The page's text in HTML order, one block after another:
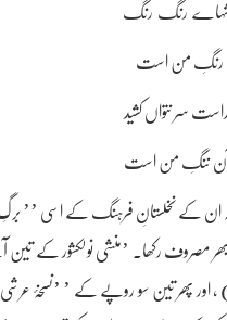
نقشہاے رنگ رنگ
بے رنگِ من است
سر نتواں کشید
، آن ننگِ من است
ان کے نخلستانِ فرہنگ کے اسی ’’
مصروف رکھا۔ ’منشی نولکشور کے تین
تک ‘ (نسخۂ عرشی، ص ۷۳ ) ، اور پھر تین سو روپے کے